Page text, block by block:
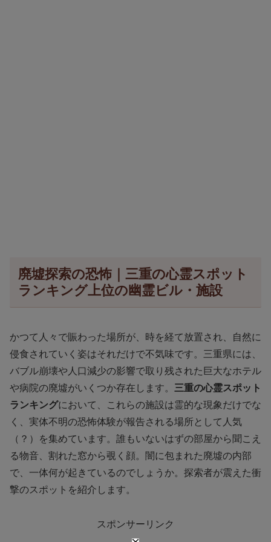
廃墟探索の恐怖｜三重の心霊スポット
ランキング上位の幽霊ビル・施設
かつて人々で賑わった場所が、時を経て放置され、自然に
侵食されていく姿はそれだけで不気味です。三重県には、
バブル崩壊や人口減少の影響で取り残された巨大なホテル
や病院の廃墟がいくつか存在します。 三重の心霊スポット
ランキングにおいて、これらの施設は霊的な現象だけでな
く、実体不明の恐怖体験が報告される場所として人気
（？）を集めています。誰もいないはずの部屋から聞こえ
る物音、割れた窓から覗く顔。闇に包まれた廃墟の内部
で、一体何が起きているのでしょうか。探索者が震えた衝
撃のスポットを紹介します。
スポンサーリンク